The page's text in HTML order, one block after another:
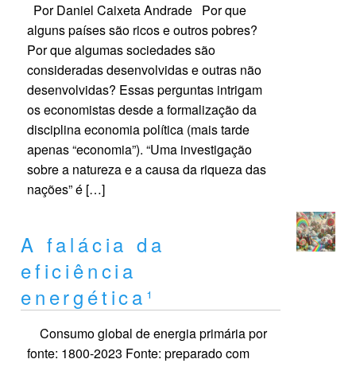
Por Daniel Caixeta Andrade Por que
alguns países são ricos e outros pobres?
Por que algumas sociedades são
consideradas desenvolvidas e outras não
desenvolvidas? Essas perguntas intrigam
os economistas desde a formalização da
disciplina economia política (mais tarde
apenas “economia”). “Uma investigação
sobre a natureza e a causa da riqueza das
nações” é […]
A falácia da
eficiência
energética¹
Consumo global de energia primária por
fonte: 1800-2023 Fonte: preparado com